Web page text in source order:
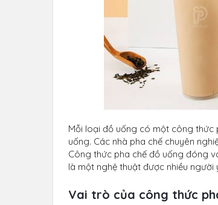
Mỗi loại đồ uống có một công thức
uống. Các nhà pha chế chuyên
Công thức pha chế đồ uống đóng
là một nghệ thuật được nhiều
Vai trò của công thức